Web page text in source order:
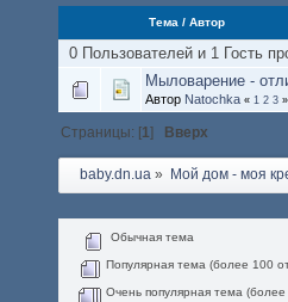
Тема / Автор
0 Пользователей и 1 Гость
Мыловарение -
Автор Natochka « 1 2 3 »
Страницы: [1] Вверх
baby.dn.ua» Мой дом - моя
Обычная тема
Популярная тема (более 100
Очень популярная тема (более